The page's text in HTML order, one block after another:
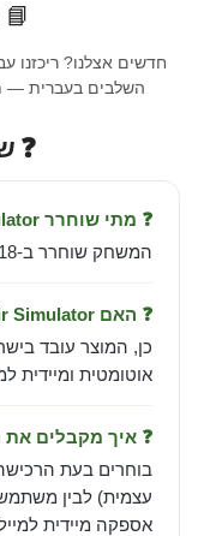
חדשים אצלנו? ריכזנו
השלבים בעברית —
❓
❓ מתי שוחרר Wheelchair Simulator?
המשחק שוחרר ב-Jun 12, 2018 מבית ViRa Games.
❓ האם Wheelchair Simulator עובד בישראל?
כן, המוצר עובד
אוטומטית ומיידית
❓ איך מקבלים
בוחרים בעת
עצמית) לבין
אספקה מיידית